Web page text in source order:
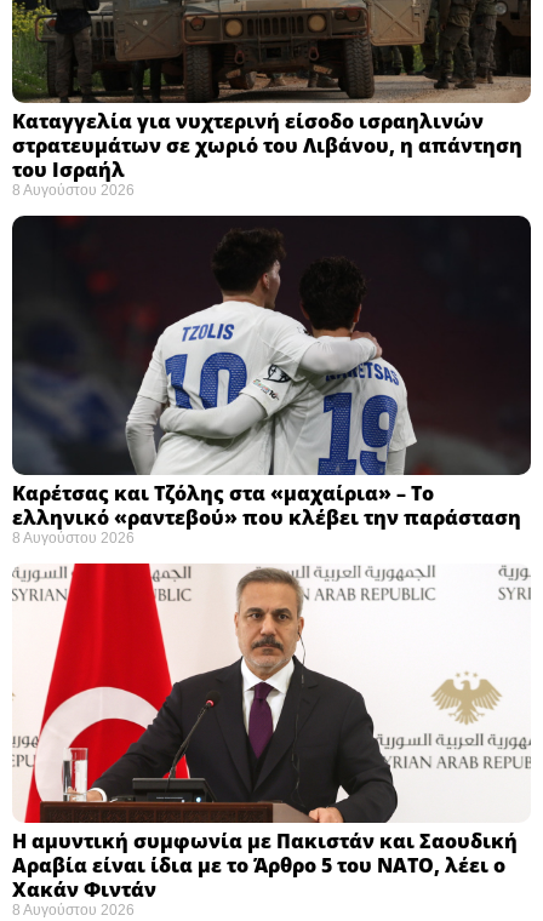
Καταγγελία για νυχτερινή είσοδο ισραηλινών
στρατευμάτων σε χωριό του Λιβάνου, η απάντηση
του Ισραήλ
8 Αυγούστου 2026
Καρέτσας και Τζόλης στα «μαχαίρια» – Το
ελληνικό «ραντεβού» που κλέβει την παράσταση
8 Αυγούστου 2026
Η αμυντική συμφωνία με Πακιστάν και Σαουδική
Αραβία είναι ίδια με το Άρθρο 5 του ΝΑΤΟ, λέει ο
Χακάν Φιντάν
8 Αυγούστου 2026